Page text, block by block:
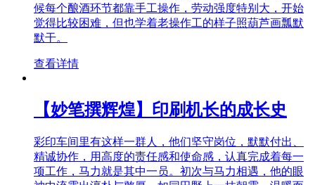
候每个酿酒环节都靠手工操作，劳动强度特别大，开始
觉得比较困难，但也学着老操作工的样子照葫芦画瓢默
默干。
查看详情
【妙笔撰辉煌】印刷机长的成长史
彩印车间里有这样一群人，他们坚守岗位，默默付出、
精诚协作，用高度的责任感和使命感，认真完成着每一
项工作，马力就是其中一员。初次与马力相遇，他的眼